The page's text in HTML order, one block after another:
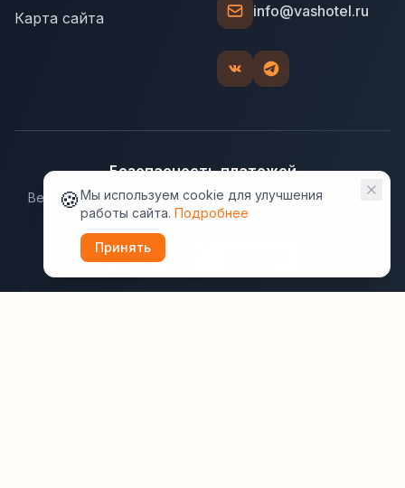
Карта сайта
info@vashotel.ru
Безопасность платежей
Ведущие платёжные системы гарантируют надёжную
защиту данных.
🍪Мы используем cookie для улучшения
работы сайта. Подробнее
Принять